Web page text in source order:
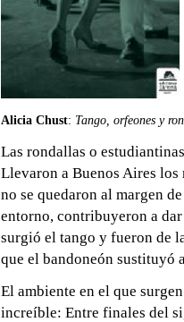
Alicia Chust: Tango, orfeones y
Las rondallas o
Llevaron a Buenos Aires
no se quedaron al margen
entorno, contribuyeron a
surgió el tango y fueron de
que el bandoneón sustituyó
El ambiente en el que
increíble: Entre finales del